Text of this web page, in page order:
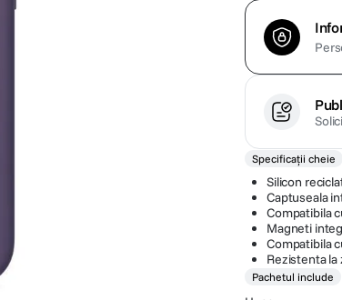
Specificații cheie
Silicon
Captuseala
Compatibila
Magneti
Compatibila
Rezistenta
Pachetul include